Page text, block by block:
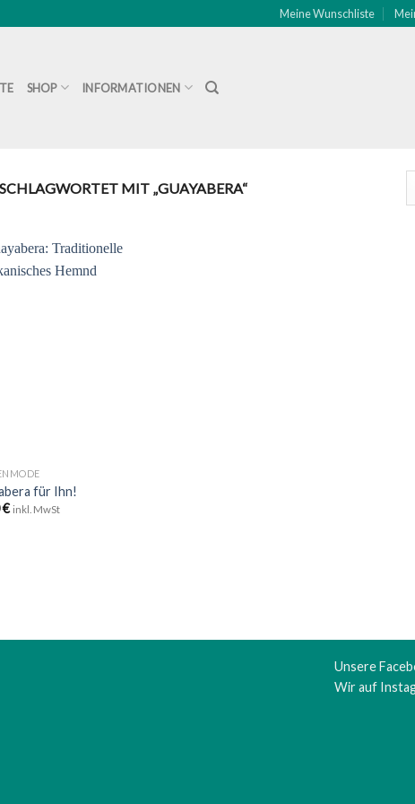
Meine Wunschliste
SHOP INFORMATIONEN
MIT „GUAYABERA“
für Ihn!
€ inkl. MwSt
Unsere
Wir auf